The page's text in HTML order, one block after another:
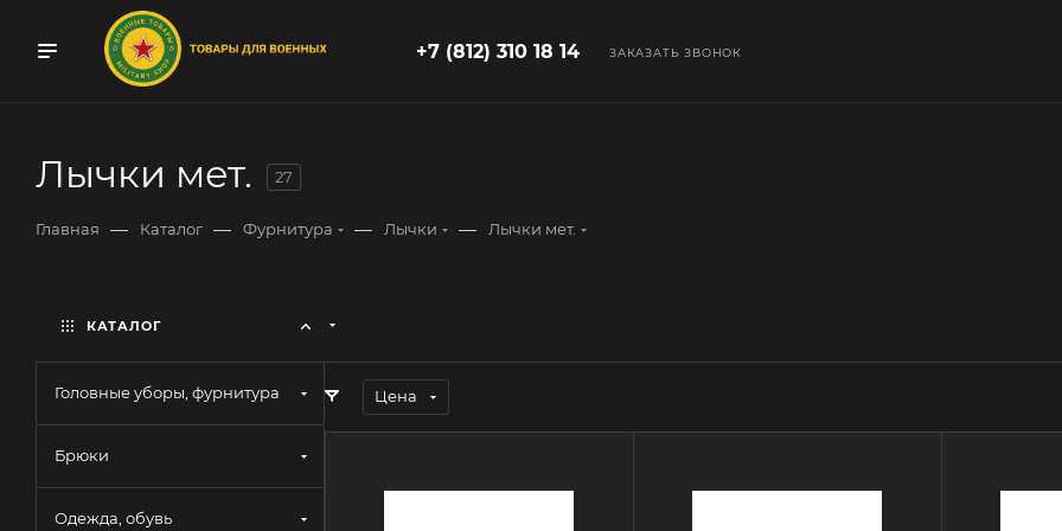
+7 (812) 310 18 14 ЗАКАЗАТЬ ЗВОНОК
Лычки мет. 27
Главная — Каталог — Фурнитура — Лычки — Лычки мет.
Цена
КАТАЛОГ
Головные уборы, фурнитура
Брюки
Одежда, обувь